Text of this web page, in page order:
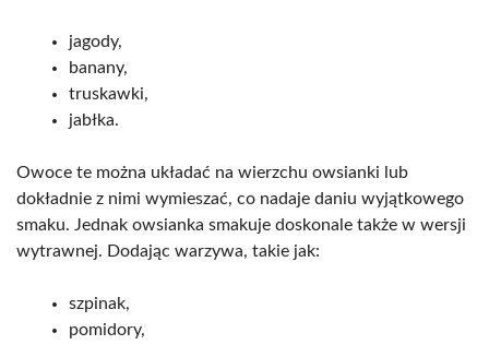
jagody,
banany,
truskawki,
jabłka.
Owoce te można układać na wierzchu owsianki lub
dokładnie z nimi wymieszać, co nadaje daniu wyjątkowego
smaku. Jednak owsianka smakuje doskonale także w wersji
wytrawnej. Dodając warzywa, takie jak:
szpinak,
pomidory,